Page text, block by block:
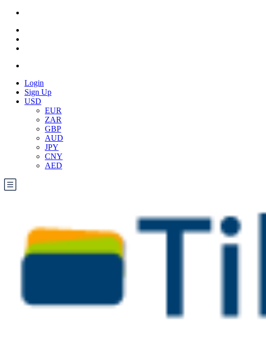
Login
Sign Up
USD
EUR
ZAR
GBP
AUD
JPY
CNY
AED